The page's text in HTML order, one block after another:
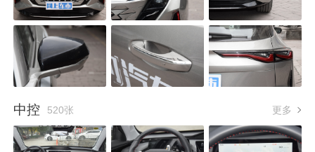
中控 520张 更多